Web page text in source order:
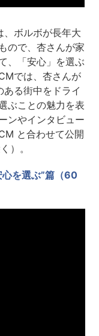
、ボルボが長年大
ので、杏さんが家
、「安心」を選ぶ
では、杏さんが
る街中をドライ
ぶことの魅力を表
ンやインタビュー
と合わせて公開
）。
を選ぶ”篇（60